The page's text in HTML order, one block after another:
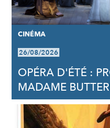
CINÉMA
26/08/2026
OPÉRA D'ÉTÉ :
MADAME